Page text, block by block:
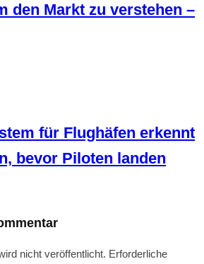
den Markt zu verstehen –
für Flughäfen erkennt
bevor Piloten landen
nicht veröffentlicht. Erforderliche